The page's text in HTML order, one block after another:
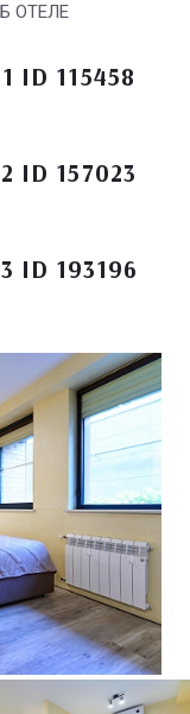
ОТЕЛЕ
115458
157023
193196